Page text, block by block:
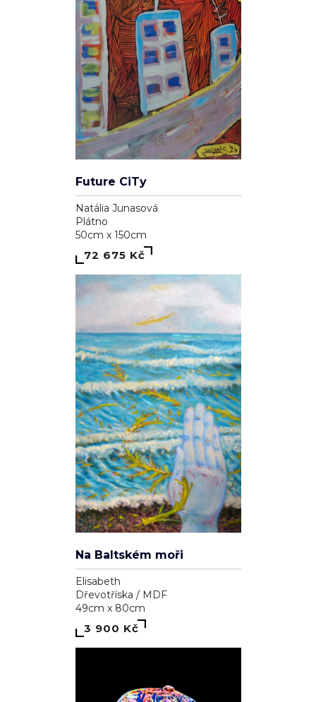
Future CiTy
Natália Junasová
Plátno
50cm x 150cm
72 675 Kč
Na Baltském moři
Elisabeth
Dřevotříska / MDF
49cm x 80cm
3 900 Kč